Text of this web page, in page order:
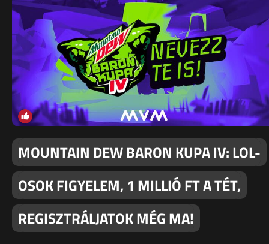
MOUNTAIN DEW BARON KUPA IV: LOL-
OSOK FIGYELEM, 1 MILLIÓ FT A TÉT,
REGISZTRÁLJATOK MÉG MA!